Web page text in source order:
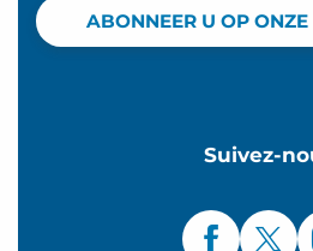
ABONNEER U OP
Suivez-